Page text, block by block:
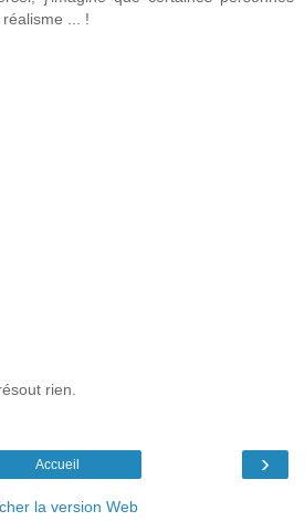
... !
rien.
›
Accueil
la version Web